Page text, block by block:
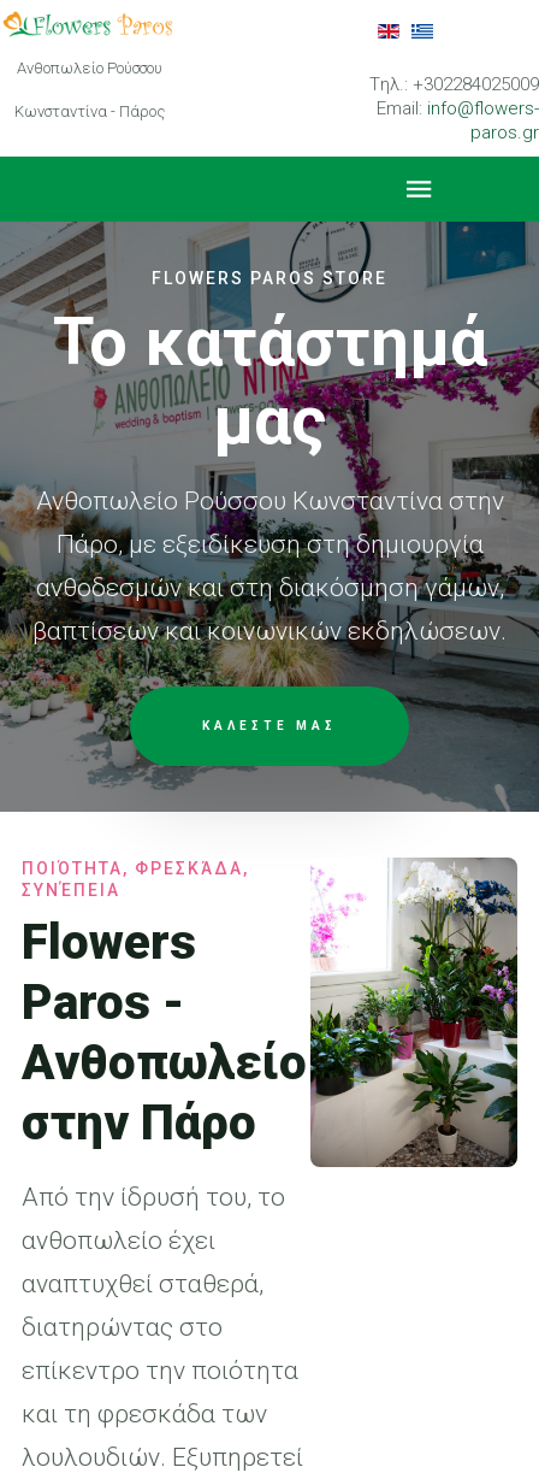
Ανθοπωλείο Ρούσσου
Κωνσταντίνα - Πάρος
Tηλ.: +302284025009
Email: info@flowers-
paros.gr
FLOWERS PAROS STORE
Το κατάστημά
μας
Ανθοπωλείο Ρούσσου Κωνσταντίνα στην
Πάρο, με εξειδίκευση στη δημιουργία
ανθοδεσμών και στη διακόσμηση γάμων,
βαπτίσεων και κοινωνικών εκδηλώσεων.
ΚΑΛΕΣΤΕ ΜΑΣ
ΠΟΙΌΤΗΤΑ, ΦΡΕΣΚΆΔΑ,
ΣΥΝΈΠΕΙΑ
Flowers
Paros -
Ανθοπωλείο
στην Πάρο
Από την ίδρυσή του, το
ανθοπωλείο έχει
αναπτυχθεί σταθερά,
διατηρώντας στο
επίκεντρο την ποιότητα
και τη φρεσκάδα των
λουλουδιών. Εξυπηρετεί